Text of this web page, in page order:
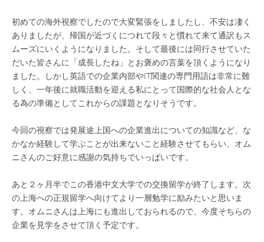
初めての海外視察でしたので大変緊張をしましたし、不安は凄く
ありましたが、帰国が近づくにつれて段々と慣れて来て通訳もス
ムーズにいくようになりました。そして最後には同行させていた
だいた皆さんに「成長したね」とお褒めの言葉を頂くようになり
ました。しかし英語での企業内部やIT関連の専門用語は非常に難
しく、一年後に就職活動を迎える私にとって国際的な社会人とな
る為の準備としてこれからの課題となりそうです。
今回の視察では発展途上国への企業進出についての知識など、な
かなか経験して学ぶことが出来ないこと経験させてもらい、オム
ニさんのご好意に感謝の気持ちでいっぱいです。
あと２ヶ月半でこの香港中文大学での交換留学が終了します。次
の上海への正規留学へ向けてより一層勉学に励みたいと思いま
す。オムニさんは上海にも進出しておられるので、今度そちらの
企業を見学をさせて頂く予定です。